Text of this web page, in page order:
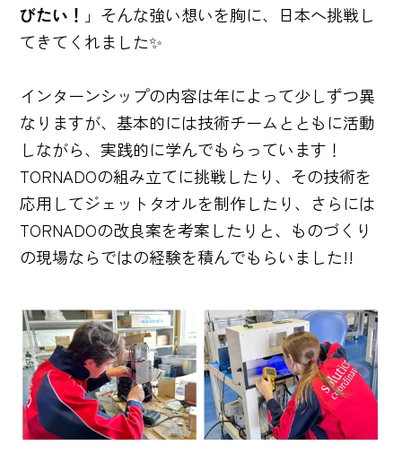
びたい！ 」そんな強い想いを胸に、日本へ挑戦し
てきてくれました✨
インターンシップの内容は年によって少しずつ異
なりますが、基本的には技術チームとともに活動
しながら、実践的に学んでもらっています！
TORNADOの組み立てに挑戦したり、その技術を
応用してジェットタオルを制作したり、さらには
TORNADOの改良案を考案したりと、ものづくり
の現場ならではの経験を積んでもらいました!!